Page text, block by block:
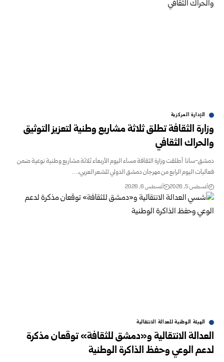
الإدارة المركزية
وزارة الثقافة تطلق ثلاثة مشاريع وطنية لتعزيز التوثيق
والحراك الثقافي
دمشق-سانا أطلقت وزارة الثقافة مساء اليوم الأربعاء ثلاثة مشاريع وطنية نوعية ضمن
فعاليات اليوم الرابع من مهرجان دمشق الدولي للشعر العربي،…
أغسطس 5, 2026 أغسطس 6, 2026
الهيئة الوطنية للعدالة الانتقالية
العدالة الانتقالية و«دمشق للثقافة» توقعان مذكرة
لدعم الوعي وحفظ الذاكرة الوطنية